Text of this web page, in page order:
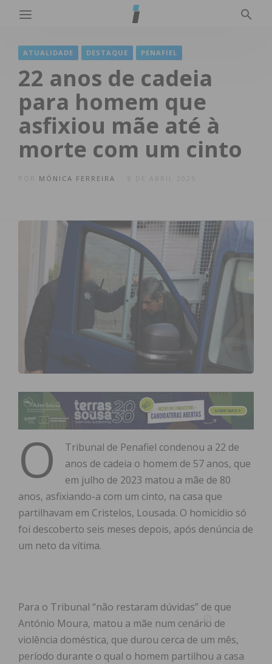
ATUALIDADE DESTAQUE PENAFIEL
22 anos de cadeia
para homem que
asfixiou mãe até à
morte com um cinto
MÓNICA FERREIRA 8 DE ABRIL 2025
O
Tribunal de Penafiel condenou a 22 de
anos de cadeia o homem de 57 anos, que
em julho de 2023 matou a mãe de 80
anos, asfixiando-a com um cinto, na casa que
partilhavam em Cristelos, Lousada. O homicídio só
foi descoberto seis meses depois, após denúncia de
um neto da vítima.
Para o Tribunal “não restaram dúvidas” de que
António Moura, matou a mãe num cenário de
violência doméstica, que durou cerca de um mês,
período durante o qual o homem partilhou a casa